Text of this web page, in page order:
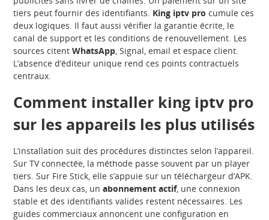
tiers peut fournir des identifiants. King iptv pro cumule ces
deux logiques. Il faut aussi vérifier la garantie écrite, le
canal de support et les conditions de renouvellement. Les
sources citentWhatsApp, Signal, email et espace client.
L’absence d’éditeur unique rend ces points contractuels
centraux.
Comment installer king iptv pro
sur les appareils les plus utilisés
L’installation suit des procédures distinctes selon l’appareil.
Sur TV connectée, la méthode passe souvent par un player
tiers. Sur Fire Stick, elle s’appuie sur un téléchargeur d’APK.
Dans les deux cas, unabonnement actif, une connexion
stable et des identifiants valides restent nécessaires. Les
guides commerciaux annoncent une configuration en